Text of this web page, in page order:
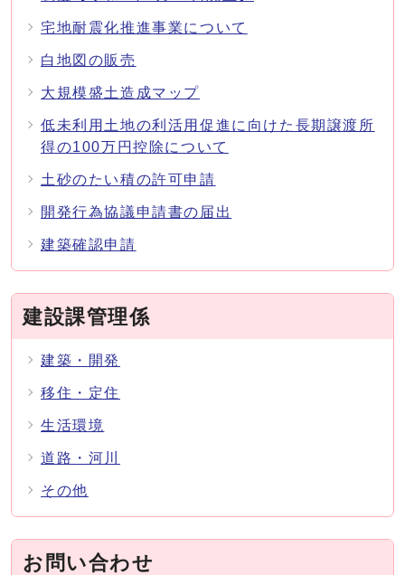
宅地耐震化推進事業について
白地図の販売
大規模盛土造成マップ
低未利用土地の利活用促進に向けた長期譲渡所
得の100万円控除について
土砂のたい積の許可申請
開発行為協議申請書の届出
建築確認申請
建設課管理係
建築・開発
移住・定住
生活環境
道路・河川
その他
お問い合わせ